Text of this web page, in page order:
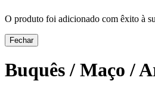
O produto foi adicionado com êxito à
Fechar
Buquês / Maço /